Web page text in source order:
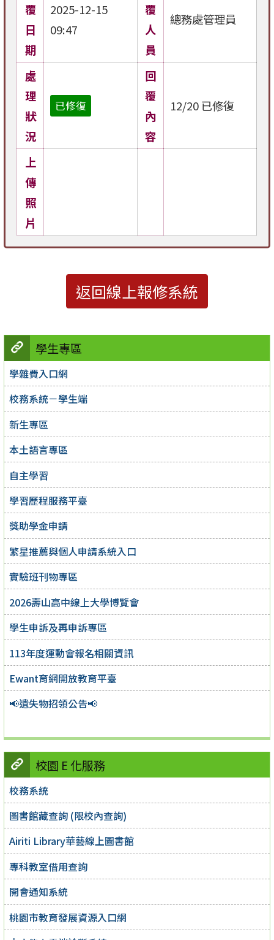
學生專區
學雜費入口網
校務系統－學生端
新生專區
本土語言專區
自主學習
學習歷程服務平臺
獎助學金申請
繁星推薦與個人申請系統入口
實驗班刊物專區
2026壽山高中線上大學博覽會
學生申訴及再申訴專區
113年度運動會報名相關資訊
Ewant育網開放教育平臺
📢遺失物招領公告📢
校園 E 化服務
校務系統
圖書館藏查詢 (限校內查詢)
Airiti Library華藝線上圖書館
專科教室借用查詢
開會通知系統
桃園市教育發展資源入口網
覆
日
期
2025-12-15
09:47
覆
人
員
總務處管理員
處
理
狀
況
已修復
回
覆
內
容
12/20 已修復
上
傳
照
片
返回線上報修系統